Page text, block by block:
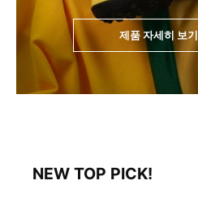
제품 자세히 보기
NEW TOP PICK!